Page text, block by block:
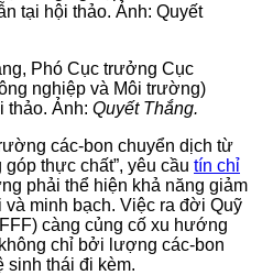
Phó Cục trưởng Cục
nghiệp và Môi trường)
thảo. Ảnh: Quyết Thắng.
các-bon chuyển dịch từ
góp thực chất”, yêu cầu tín chỉ
phải thể hiện khả năng giảm
và minh bạch. Việc ra đời Quỹ
càng củng cố xu hướng
chỉ bởi lượng các-bon
sinh thái đi kèm.